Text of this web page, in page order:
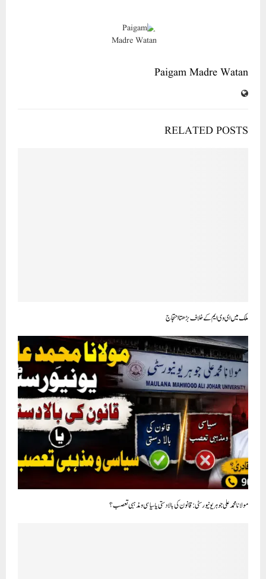
Paigam Madre Watan
RELATED POSTS
ملک میں ای وی ایم کے خلاف بڑھتا احتجاج
مولانا محمد علی جوہر یونیورسٹی: قانون کی بالادستی یا سیاسی و مذہبی تعصب؟